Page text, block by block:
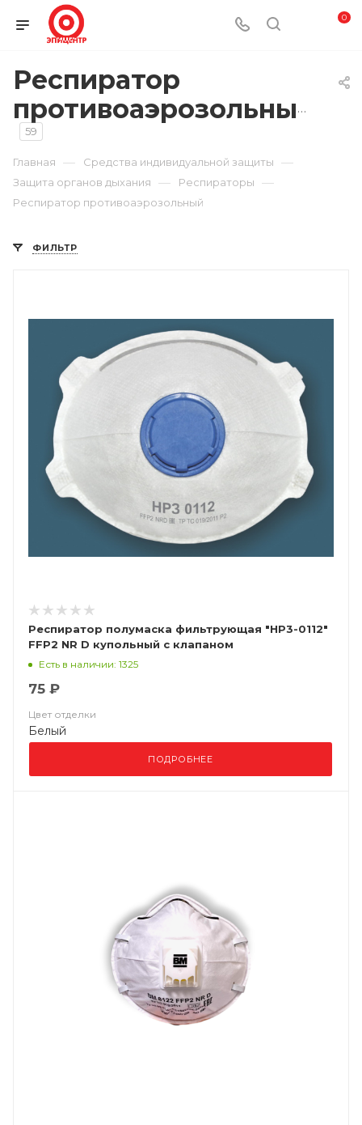
0
Респиратор
противоаэрозольный
59
Главная — Средства индивидуальной защиты —
Защита органов дыхания — Респираторы —
Респиратор противоаэрозольный
ФИЛЬТР
Респиратор полумаска фильтрующая "НР3-0112"
FFP2 NR D купольный с клапаном
Есть в наличии: 1325
75 ₽
Цвет отделки
Белый
ПОДРОБНЕЕ